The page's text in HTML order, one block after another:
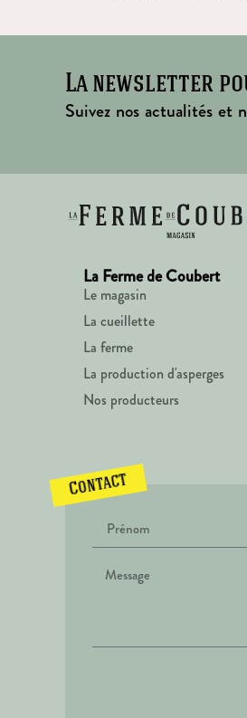
La newsletter
Suivez nos actualités et
La Ferme de Coubert
Le magasin
La cueillette
La ferme
La production d'asperges
Nos producteurs
Contact